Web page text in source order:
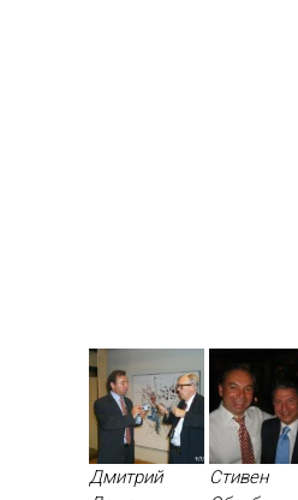
Дмитрий
Стивен